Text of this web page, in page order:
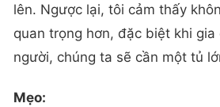
lên. Ngược lại, tôi cảm thấy
quan trọng hơn, đặc biệt khi gia
người, chúng ta sẽ cần một tủ
Mẹo: